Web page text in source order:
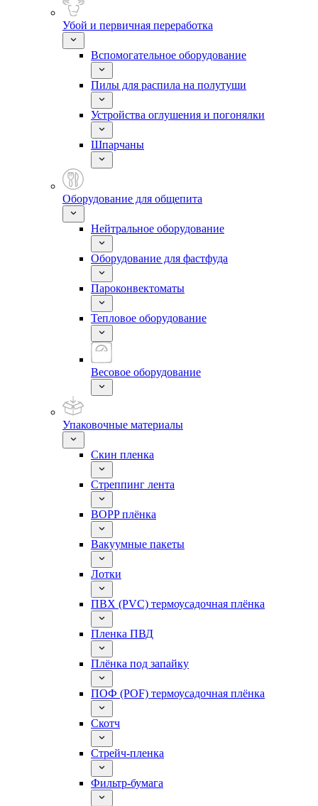
Убой и первичная переработка
Вспомогательное оборудование
Пилы для распила на полутуши
Устройства оглушения и погонялки
Шпарчаны
Оборудование для общепита
Нейтральное оборудование
Оборудование для фастфуда
Пароконвектоматы
Тепловое оборудование
Весовое оборудование
Упаковочные материалы
Скин пленка
Стреппинг лента
BOPP плёнка
Вакуумные пакеты
Лотки
ПВХ (PVC) термоусадочная плёнка
Пленка ПВД
Плёнка под запайку
ПОФ (POF) термоусадочная плёнка
Скотч
Стрейч-пленка
Фильтр-бумага